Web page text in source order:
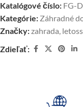
Katalógové číslo: FG-
Kategórie: Záhradné
Značky:zahrada, letoss
Zdieľať: